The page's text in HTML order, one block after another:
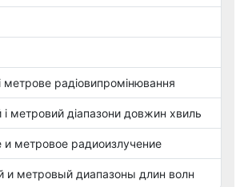
метрове радіовипромінювання
метровий діапазони довжин хвиль
и метровое радиоизлучение
и метровый диапазоны длин волн